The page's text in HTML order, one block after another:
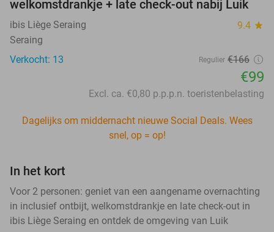
welkomstdrankje + late check-out nabij Luik
ibis Liège Seraing 9.4 star
Seraing
Verkocht: 13
Regulier €166
€99
Excl. ca. €0,80 p.p.p.n. toeristenbelasting
Dagelijks om middernacht nieuwe Social Deals. Wees
snel, op = op!
In het kort
Voor 2 personen: geniet van een aangename overnachting
in inclusief ontbijt, welkomstdrankje en late check-out in
ibis Liège Seraing en ontdek de omgeving van Luik